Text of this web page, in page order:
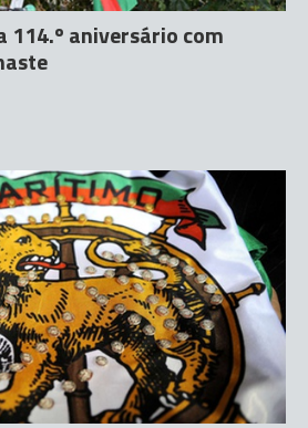
aniversário com